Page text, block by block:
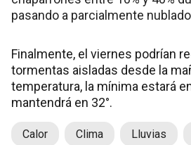
pasando a parcialmente
Finalmente, el viernes podrían
tormentas aisladas desde la
temperatura, la mínima estará
mantendrá en 32°.
Calor Clima Lluvias